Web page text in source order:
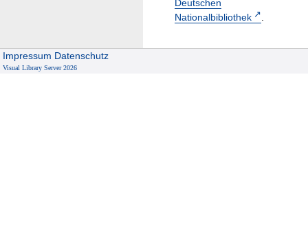
Deutschen
Nationalbibliothek
.
Impressum Datenschutz
Visual Library Server 2026